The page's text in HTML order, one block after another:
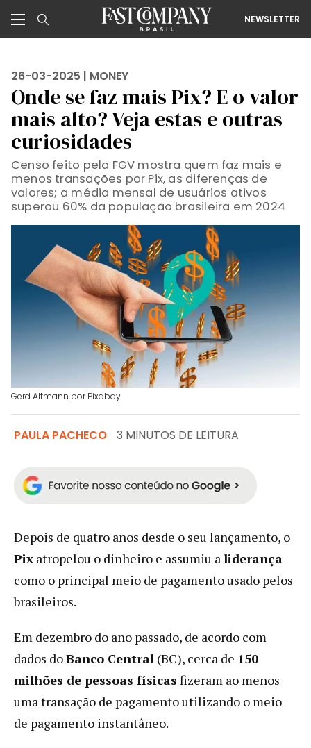
NEWSLETTER
26-03-2025 | MONEY
Onde se faz mais Pix? E o valor
mais alto? Veja estas e outras
curiosidades
Censo feito pela FGV mostra quem faz mais e
menos transações por Pix, as diferenças de
valores; a média mensal de usuários ativos
superou 60% da população brasileira em 2024
Gerd Altmann por Pixabay
PAULA PACHECO 3 MINUTOS DE LEITURA
Depois de quatro anos desde o seu lançamento, o
Pix atropelou o dinheiro e assumiu aliderança
como o principal meio de pagamento usado pelos
brasileiros.
Em dezembro do ano passado, de acordo com
dados doBanco Central (BC), cerca de 150
milhões de pessoas físicas fizeram ao menos
uma transação de pagamento utilizando o meio
de pagamento instantâneo.